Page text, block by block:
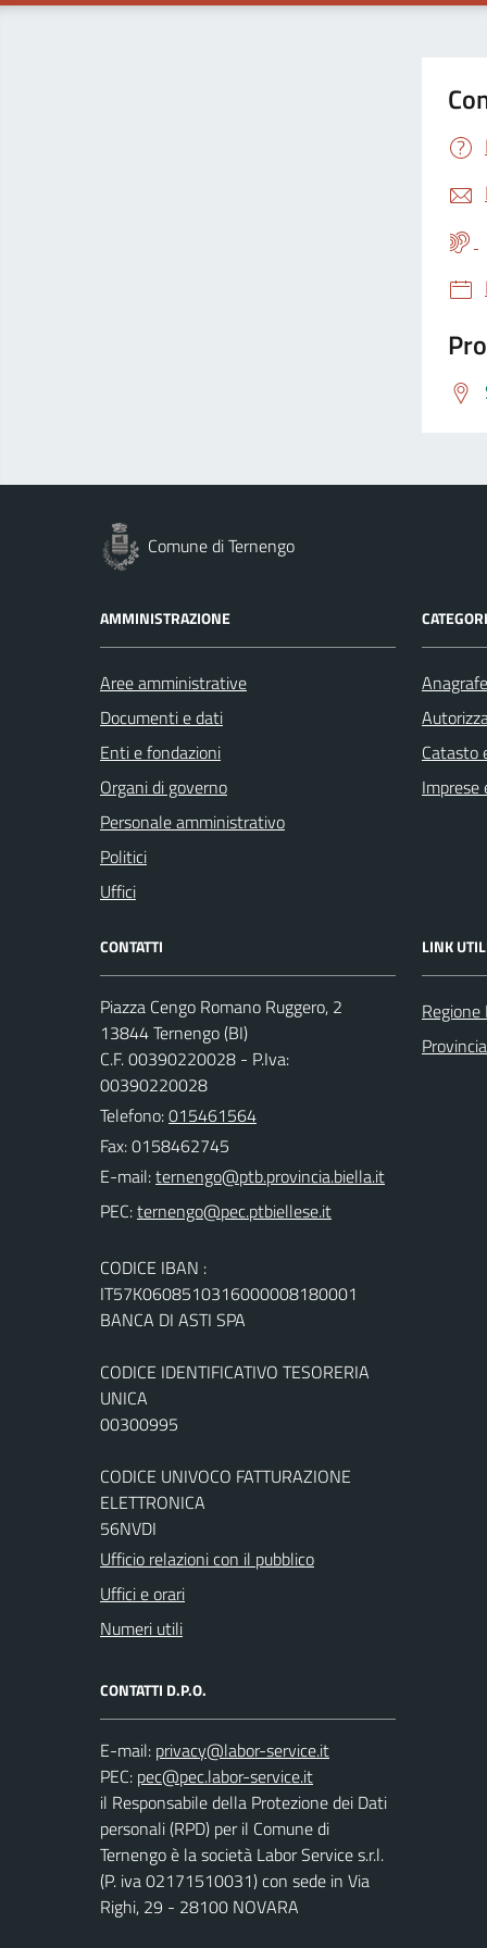
Comune di Ternengo
AMMINISTRAZIONE
Aree amministrative
Documenti e dati
Enti e fondazioni
Organi di governo
Personale amministrativo
Politici
Uffici
Catasto
Imprese
CONTATTI
Piazza Cengo Romano Ruggero, 2
13844 Ternengo (BI)
C.F. 00390220028 - P.Iva:
00390220028
Telefono:015461564
Fax: 0158462745
E-mail:
PEC:
CODICE IBAN :
IT57K0608510316000008180001
BANCA DI ASTI SPA
CODICE IDENTIFICATIVO TESORERIA
UNICA
00300995
CODICE UNIVOCO FATTURAZIONE
ELETTRONICA
56NVDI
Ufficio relazioni con il pubblico
Uffici e orari
Numeri utili
CONTATTI D.P.O.
E-mail:
PEC:
il Responsabile della Protezione dei Dati
personali (RPD) per il Comune di
Ternengo è la società Labor Service s.r.l.
(P. iva 02171510031) con sede in Via
Righi, 29 - 28100 NOVARA
LINK